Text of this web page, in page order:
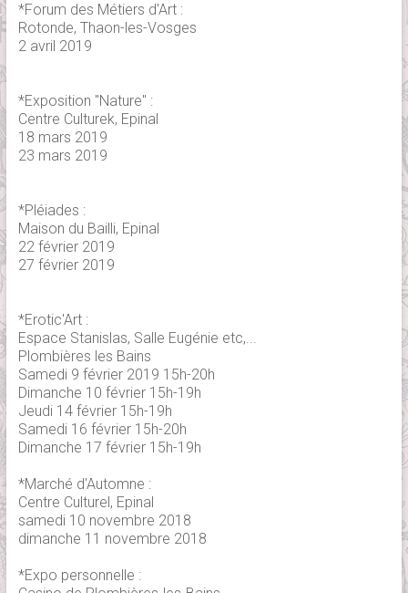
*Forum des Métiers d'Art :
Rotonde, Thaon-les-Vosges
2 avril 2019
*Exposition "Nature" :
Centre Culturek, Epinal
18 mars 2019
23 mars 2019
*Pléiades :
Maison du Bailli, Epinal
22 février 2019
27 février 2019
*Erotic'Art :
Espace Stanislas, Salle Eugénie etc,...
Plombières les Bains
Samedi 9 février 2019 15h-20h
Dimanche 10 février 15h-19h
Jeudi 14 février 15h-19h
Samedi 16 février 15h-20h
Dimanche 17 février 15h-19h
*Marché d'Automne :
Centre Culturel, Epinal
samedi 10 novembre 2018
dimanche 11 novembre 2018
*Expo personnelle :